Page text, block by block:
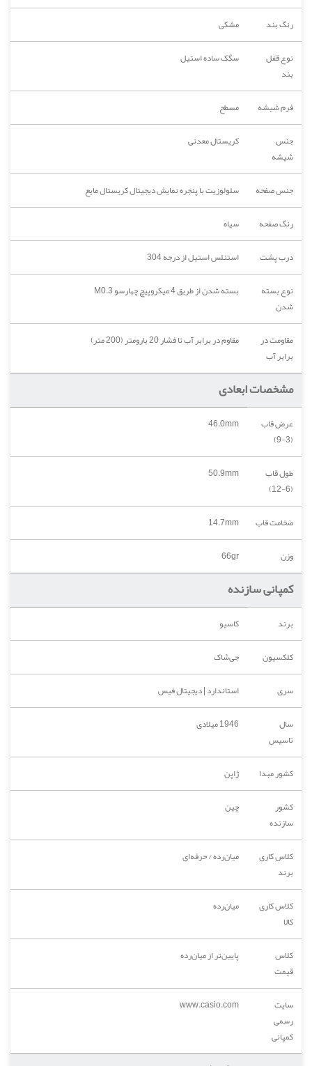
رنگ بند
مشکی
نوع قفل
بند
سگک ساده استیل
فرم شیشه
مسطح
جنس
شیشه
کریستال معدنی
جنس صفحه
سلولوزیت با پنجره نمایش دیجیتال کریستال مایع
رنگ صفحه
سیاه
درب پشت
استنلس استیل از درجه 304
نوع بسته
شدن
بسته شدن از طریق 4 میکروپیچ چهارسو M0.3
مقاومت در
برابر آب
مقاوم در برابر آب تا فشار 20 بارومتر (200 متر)
مشخصات ابعادی
عرض قاب
(3-9)
46.0mm
طول قاب
(6-12)
50.9mm
ضخامت قاب
14.7mm
وزن
66gr
کمپانی سازنده
برند
کاسیو
کلکسیون
جی‌شاک
سری
استاندارد | دیجیتال فیس
سال
تاسیس
1946 میلادی
کشور مبدا
ژاپن
کشور
سازنده
چین
کلاس کاری
برند
میان‌رده / حرفه‌ای
کلاس کاری
کالا
میان‌رده
کلاس
قیمت
پایین‌تر از میان‌رده
سایت
رسمی
کمپانی
www.casio.com